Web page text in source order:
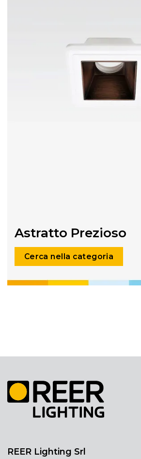
Astratto Prezioso
Cerca nella categoria
REER Lighting Srl